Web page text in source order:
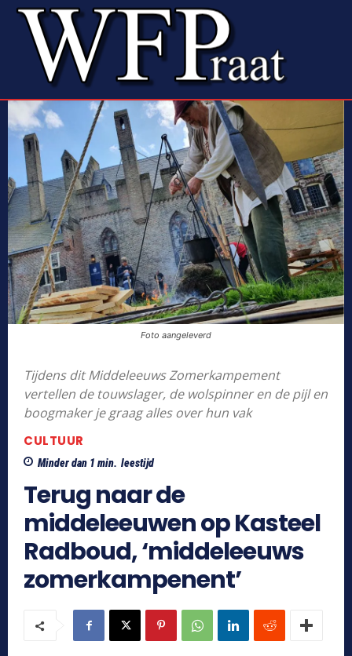
Foto aangeleverd
Tijdens dit Middeleeuws Zomerkampement
vertellen de touwslager, de wolspinner en de pijl en
boogmaker je graag alles over hun vak
CULTUUR
Minder dan 1 min. leestijd
Terug naar de
middeleeuwen op Kasteel
Radboud, ‘middeleeuws
zomerkampenent’